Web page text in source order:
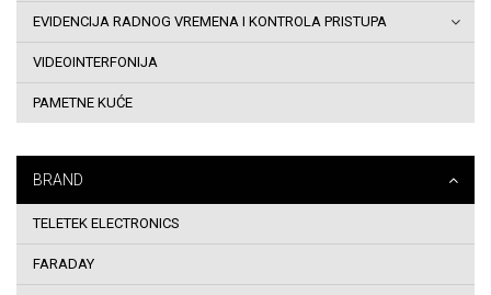
korištenja
Dostava
robe
na
EVIDENCIJA RADNOG VREMENA I KONTROLA PRISTUPA
VIDEOINTERFONIJA
PAMETNE KUĆE
BRAND
TELETEK ELECTRONICS
FARADAY